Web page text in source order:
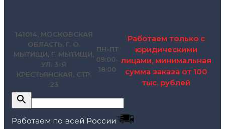
141014, МОСКОВСКАЯ
ОБЛАСТЬ, Г. О.
МЫТИЩИ, Г. МЫТИЩИ,
УЛ. 3-Я
КРЕСТЬЯНСКАЯ, СТР.
23
ПН-ПТ
09:00-
18:00
Работаем только с
юридическими
лицами, минимальная
сумма заказа от 100
тыс. рублей
Работаем по всей России